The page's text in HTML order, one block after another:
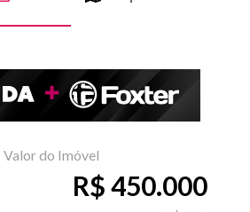
Valor do Imóvel
R$ 450.000